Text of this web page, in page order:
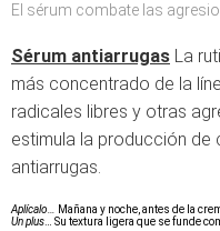
El sérum combate las
Sérum antiarrugas La
más concentrado de la
radicales libres y otras
estimula la producción
antiarrugas.
Aplícalo…
Mañana y noche, antes de la
Un plus … Su textura ligera que se funde